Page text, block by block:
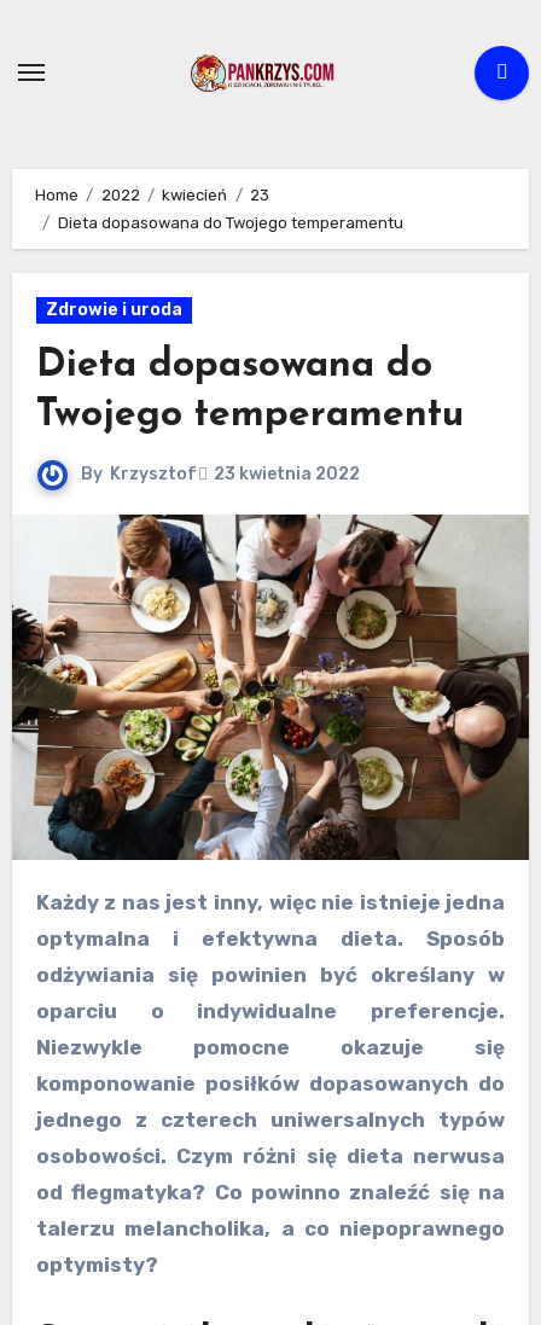
content
Home 2022 kwiecień
23
Dieta dopasowana do Twojego temperamentu
Zdrowie i uroda
Dieta dopasowana do
Twojego temperamentu
By Krzysztof 23 kwietnia 2022
Każdy z nas jest inny, więc nie istnieje jedna
optymalna i efektywna dieta. Sposób
odżywiania się powinien być określany w
oparciu o indywidualne preferencje.
Niezwykle pomocne okazuje się
komponowanie posiłków dopasowanych do
jednego z czterech uniwersalnych typów
osobowości. Czym różni się dieta nerwusa
od flegmatyka? Co powinno znaleźć się na
talerzu melancholika, a co niepoprawnego
optymisty?